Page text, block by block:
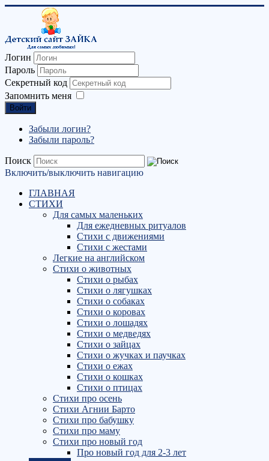
Логин
Пароль
Секретный код
Запомнить меня
Войти
Забыли логин?
Забыли пароль?
Поиск
Включить/выключить навигацию
ГЛАВНАЯ
СТИХИ
Для самых маленьких
Для ежедневных ритуалов
Стихи с движениями
Стихи с жестами
Легкие на английском
Стихи о животных
Стихи о рыбах
Стихи о лягушках
Стихи о собаках
Стихи о коровах
Стихи о лошадях
Стихи о медведях
Стихи о зайцах
Стихи о жучках и паучках
Стихи о ежах
Стихи о кошках
Стихи о птицах
Стихи про осень
Стихи Агнии Барто
Стихи про бабушку
Стихи про маму
Стихи про новый год
Про новый год для 2-3 лет